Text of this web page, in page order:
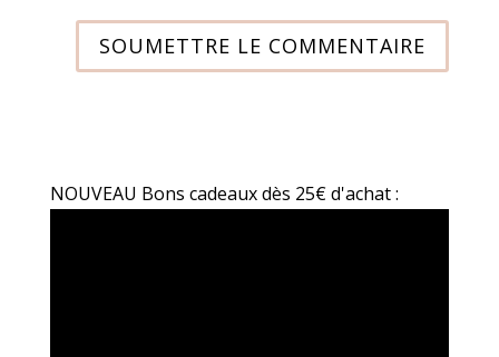
SOUMETTRE LE COMMENTAIRE
NOUVEAU Bons cadeaux dès 25€ d'achat :